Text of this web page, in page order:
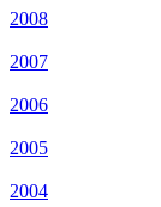
2008
2007
2006
2005
2004